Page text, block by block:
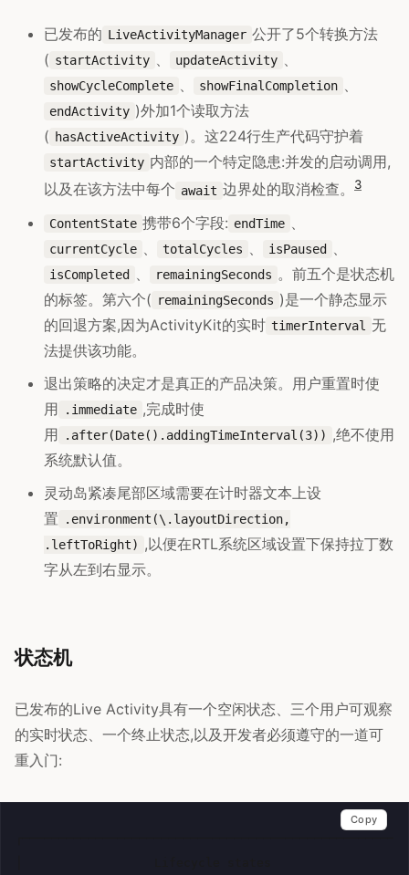
已发布的 LiveActivityManager 公开了5个转换方法
( startActivity 、 updateActivity 、
showCycleComplete 、 showFinalCompletion 、
endActivity )外加1个读取方法
( hasActiveActivity )。这224行生产代码守护着
startActivity 内部的一个特定隐患:并发的启动调用,
以及在该方法中每个 await 边界处的取消检查。 3
ContentState 携带6个字段: endTime
currentCycle totalCycles isPaused
isCompleted remainingSeconds 。前五个是状态机
的标签。第六个( remainingSeconds )是一个静态显示
的回退方案,因为ActivityKit的实时 timerInterval
无
法提供该功能。
退出策略的决定才是真正的产品决策。用户重置时使
用
.immediate ,完成时使
用
.after(Date().addingTimeInterval(3)) ,绝不使用
系统默认值。
灵动岛紧凑尾部区域需要在计时器文本上设
置
.environment(\.layoutDirection,
.leftToRight) ,以便在RTL系统区域设置下保持拉丁数
字从左到右显示。
状态机
已发布的Live Activity具有一个空闲状态、三个用户可观察
的实时状态、一个终止状态,以及开发者必须遵守的一道可
重入门:
Copy